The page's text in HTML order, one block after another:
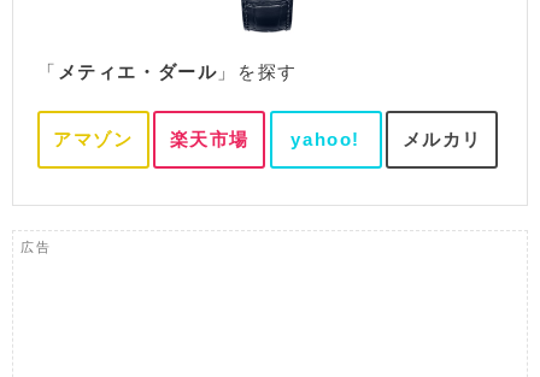
「 メティエ・ダール 」を探す
アマゾン 楽天市場 yahoo! メルカリ
広告